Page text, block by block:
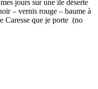
jours sur une île déserte
– vernis rouge – baume à
Caresse que je porte (no